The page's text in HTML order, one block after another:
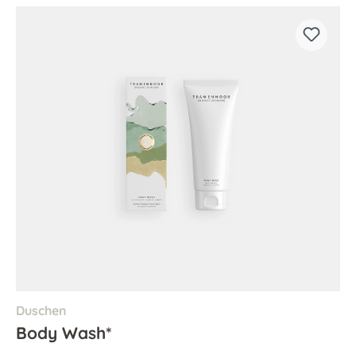
Duschen
Body Wash*